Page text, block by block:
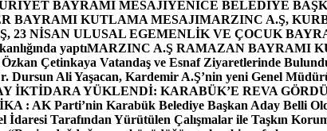
BAYRAMI MESAJIYENİCE BELEDİYE
BAYRAMI KUTLAMA MESAJIMARZINC A.Ş,
23 NİSAN ULUSAL EGEMENLİK VE ÇOCUK
yaptıMARZINC A.Ş RAMAZAN BAYRAMI
Çetinkaya Vatandaş ve Esnaf Ziyaretlerinde
Dursun Ali Yaşacan, Kardemir A.Ş’nin yeni Genel
İKTİDARA YÜKLENDİ: KARABÜK’E REVA
: AK Parti’nin Karabük Belediye Başkan Aday Belli
Tarafından Yürütülen Çalışmalar ile Taşkın